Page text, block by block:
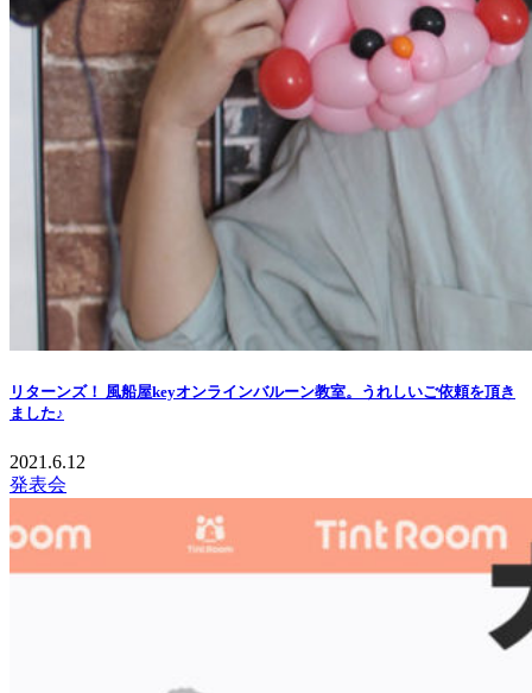
リターンズ！ 風船屋keyオンラインバルーン教室。うれしいご依頼を頂き
ました♪
2021.6.12
発表会